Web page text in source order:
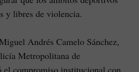
y libres de violencia.
Andrés Camelo Sánchez,
Metropolitana de
el compromiso institucional con